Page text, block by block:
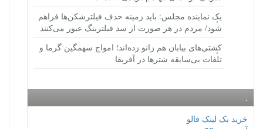
یک نماینده مجلس: باید زمینه حذف فیلترشکن‌ها فراهم
شود/ مردم در هر صورت از سد فیلترینگ عبور می‌کنند
کشتی‌های بیابان هم زانو زده‌اند؛ امواج سهمگین گرما و
تلفات بی‌سابقه شترها در آفریقا
.
خرید بک لینک فالو